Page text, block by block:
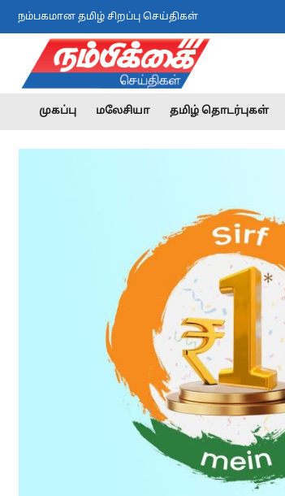
நம்பகமான தமிழ் சிறப்பு செய்திகள்
முகப்பு மலேசியா தமிழ் தொடர்புகள்